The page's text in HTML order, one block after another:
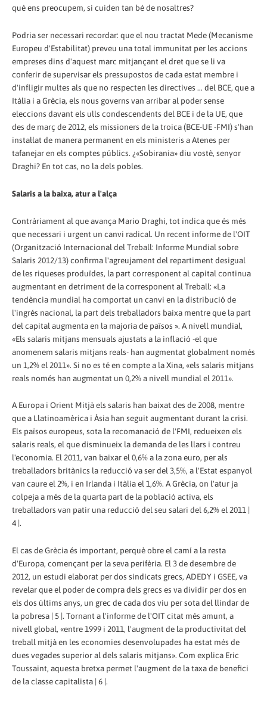
què ens preocupem, si cuiden tan bé de nosaltres?
Podria ser necessari recordar: que el nou tractat Mede (Mecanisme
Europeu d'Estabilitat) preveu una total immunitat per les accions
empreses dins d'aquest marc mitjançant el dret que se li va
conferir de supervisar els pressupostos de cada estat membre i
d'infligir multes als que no respecten les directives ... del BCE, que a
Itàlia i a Grècia, els nous governs van arribar al poder sense
eleccions davant els ulls condescendents del BCE i de la UE, que
des de març de 2012, els missioners de la troica (BCE-UE -FMI) s'han
instal·lat de manera permanent en els ministeris a Atenes per
tafanejar en els comptes públics. ¿«Sobirania» diu vostè, senyor
Draghi? En tot cas, no la dels pobles.
Salaris a la baixa, atur a l'alça
Contràriament al que avança Mario Draghi, tot indica que és més
que necessari i urgent un canvi radical. Un recent informe de l'OIT
(Organització Internacional del Treball: Informe Mundial sobre
Salaris 2012/13) confirma l'agreujament del repartiment desigual
de les riqueses produïdes, la part corresponent al capital continua
augmentant en detriment de la corresponent al Treball: «La
tendència mundial ha comportat un canvi en la distribució de
l'ingrés nacional, la part dels treballadors baixa mentre que la part
del capital augmenta en la majoria de països ». A nivell mundial,
«Els salaris mitjans mensuals ajustats a la inflació -el que
anomenem salaris mitjans reals- han augmentat globalment només
un 1,2% el 2011». Si no es té en compte a la Xina, «els salaris mitjans
reals només han augmentat un 0,2% a nivell mundial el 2011».
A Europa i Orient Mitjà els salaris han baixat des de 2008, mentre
que a Llatinoamèrica i Àsia han seguit augmentant durant la crisi.
Els països europeus, sota la recomanació de l'FMI, redueixen els
salaris reals, el que disminueix la demanda de les llars i contreu
l'economia. El 2011, van baixar el 0,6% a la zona euro, per als
treballadors britànics la reducció va ser del 3,5%, a l'Estat espanyol
van caure el 2%, i en Irlanda i Itàlia el 1,6%. A Grècia, on l'atur ja
colpeja a més de la quarta part de la població activa, els
treballadors van patir una reducció del seu salari del 6,2% el 2011 |
4 |.
El cas de Grècia és important, perquè obre el camí a la resta
d'Europa, començant per la seva perifèria. El 3 de desembre de
2012, un estudi elaborat per dos sindicats grecs, ADEDY i GSEE, va
revelar que el poder de compra dels grecs es va dividir per dos en
els dos últims anys, un grec de cada dos viu per sota del llindar de
la pobresa | 5 |. Tornant a l'informe de l'OIT citat més amunt, a
nivell global, «entre 1999 i 2011, l'augment de la productivitat del
treball mitjà en les economies desenvolupades ha estat més de
dues vegades superior al dels salaris mitjans». Com explica Eric
Toussaint, aquesta bretxa permet l'augment de la taxa de benefici
de la classe capitalista | 6 |.